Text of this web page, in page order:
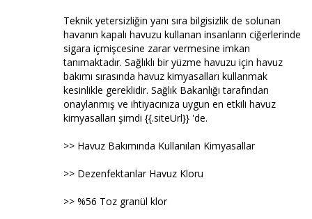
Teknik yetersizliğin yanı sıra bilgisizlik de solunan
havanın kapalı havuzu kullanan insanların ciğerlerinde
sigara içmişcesine zarar vermesine imkan
tanımaktadır. Sağlıklı bir yüzme havuzu için havuz
bakımı sırasında havuz kimyasalları kullanmak
kesinlikle gereklidir. Sağlık Bakanlığı tarafından
onaylanmış ve ihtiyacınıza uygun en etkili havuz
kimyasalları şimdi {{.siteUrl}} 'de.
>> Havuz Bakımında Kullanılan Kimyasallar
>> Dezenfektanlar Havuz Kloru
>> %56 Toz granül klor